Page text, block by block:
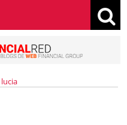
lucia